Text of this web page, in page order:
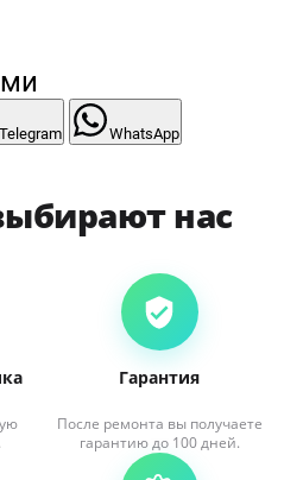
Telegram WhatsApp
нас
Гарантия
После ремонта вы получаете
гарантию до 100 дней.